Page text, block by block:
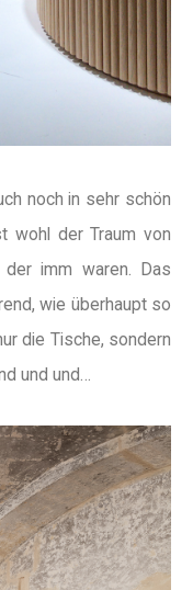
noch in sehr schön
wohl der Traum von
imm waren. Das
wie überhaupt so
die Tische, sondern
und und…